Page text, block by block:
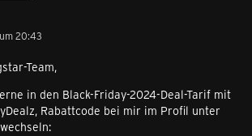
20:43
Team,
in den Black-Friday-2024-Deal-Tarif mit
Rabattcode bei mir im Profil unter